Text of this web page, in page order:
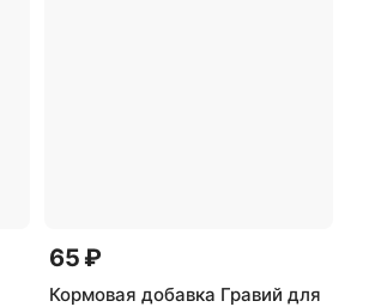
65 ₽
Кормовая добавка Гравий для